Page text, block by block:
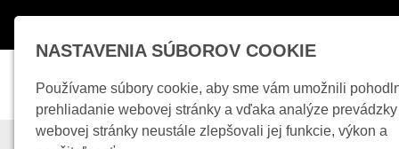
KAMEROVÉ SYSTÉMY ZABEZPEČOVACIE SYSTÉMY
NASTAVENIA SÚBOROV COOKIE
Používame súbory cookie, aby sme vám umožnili
prehliadanie webovej stránky a vďaka analýze prevádzky
webovej stránky neustále zlepšovali jej funkcie, výkon a